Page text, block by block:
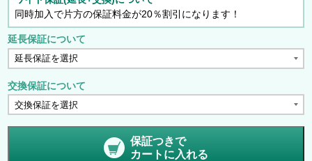
同時加入で片方の保証料金が20％割引になります！
延長保証について
交換保証について
保証つきで
カートに入れる